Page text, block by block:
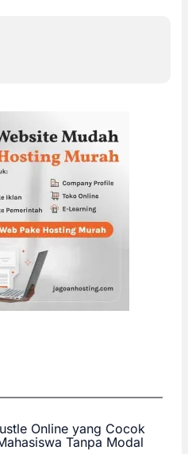
Online yang Cocok
Tanpa Modal